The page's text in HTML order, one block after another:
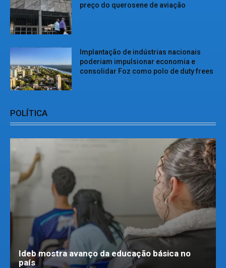
preço do querosene de aviação
Implantação de indústrias nacionais
poderiam impulsionar economia e
consolidar Foz como polo de duty frees
POLÍTICA
Ideb mostra avanço da educação básica no
país